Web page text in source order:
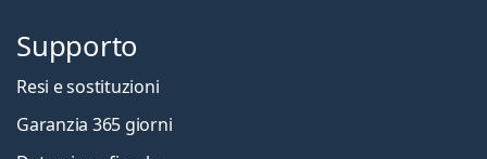
Supporto
Resi e sostituzioni
Garanzia 365 giorni